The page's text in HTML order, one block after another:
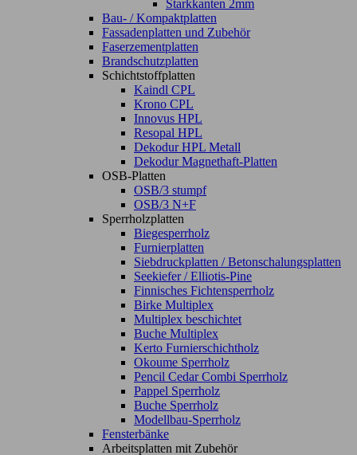
Starkkanten 2mm
Bau- / Kompaktplatten
Fassadenplatten und Zubehör
Faserzementplatten
Brandschutzplatten
Schichtstoffplatten
Kaindl CPL
Krono CPL
Innovus HPL
Resopal HPL
Dekodur HPL Metall
Dekodur Magnethaft-Platten
OSB-Platten
OSB/3 stumpf
OSB/3 N+F
Sperrholzplatten
Biegesperrholz
Furnierplatten
Siebdruckplatten / Betonschalungsplatten
Seekiefer / Elliotis-Pine
Finnisches Fichtensperrholz
Birke Multiplex
Multiplex beschichtet
Buche Multiplex
Kerto Furnierschichtholz
Okoume Sperrholz
Pencil Cedar Combi Sperrholz
Pappel Sperrholz
Buche Sperrholz
Modellbau-Sperrholz
Fensterbänke
Arbeitsplatten mit Zubehör